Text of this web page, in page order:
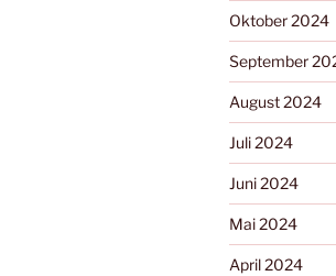
Oktober 2024
September
August 2024
Juli 2024
Juni 2024
Mai 2024
April 2024